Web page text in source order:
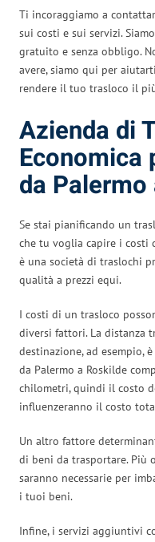
Ti incoraggiamo a
sui costi e sui servizi.
gratuito e senza obbligo.
avere, siamo qui per
rendere il tuo trasloco il
Azienda di
Economica
da
Se stai pianificando un
che tu voglia capire i costi
è una società di traslochi
qualità a prezzi equi.
I costi di un trasloco
diversi fattori. La distanza
destinazione, ad esempio,
da Palermo a Roskilde
chilometri, quindi il costo
influenzeranno il costo
Un altro fattore
di beni da trasportare. Più
saranno necessarie per
i tuoi beni.
Infine, i servizi aggiuntivi